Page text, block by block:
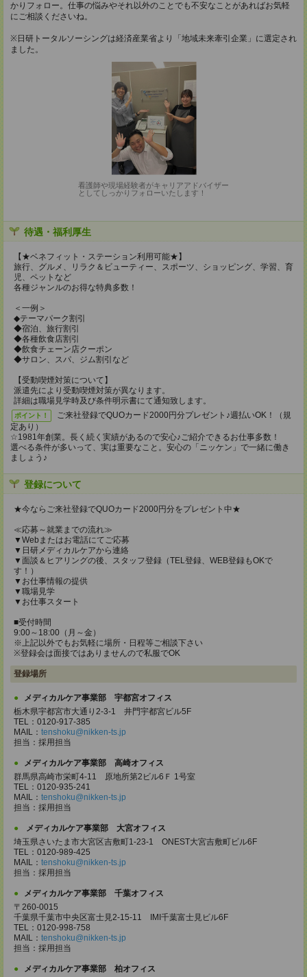
かりフォロー。仕事の悩みやそれ以外のことでも不安なことがあればお気軽
にご相談くださいね。
※日研トータルソーシングは経済産業省より「地域未来牽引企業」に選定され
ました。
看護師や現場経験者がキャリアアドバイザー
としてしっかりフォローいたします！
待遇・福利厚生
【★ベネフィット・ステーション利用可能★】
旅行、グルメ、リラク＆ビューティー、スポーツ、ショッピング、学習、育
児、ペットなど
各種ジャンルのお得な特典多数！
＜一例＞
◆テーマパーク割引
◆宿泊、旅行割引
◆各種飲食店割引
◆飲食チェーン店クーポン
◆サロン、スパ、ジム割引など
【受動喫煙対策について】
派遣先により受動喫煙対策が異なります。
詳細は職場見学時及び条件明示書にて通知致します。
ポイント！
ご来社登録でQUOカード2000円分プレゼント♪週払いOK！（規
定あり）
☆1981年創業。長く続く実績があるので安心♪ご紹介できるお仕事多数！
選べる条件が多いって、実は重要なこと。安心の「ニッケン」で一緒に働き
ましょう♪
登録について
★今ならご来社登録でQUOカード2000円分をプレゼント中★
≪応募～就業までの流れ≫
▼Webまたはお電話にてご応募
▼日研メディカルケアから連絡
▼面談＆ヒアリングの後、スタッフ登録（TEL登録、WEB登録もOKで
す！）
▼お仕事情報の提供
▼職場見学
▼お仕事スタート
■受付時間
9:00～18:00（月～金）
※上記以外でもお気軽に場所・日程等ご相談下さい
※登録会は面接ではありませんので私服でOK
登録場所
メディカルケア事業部 宇都宮オフィス
栃木県宇都宮市大通り2-3-1 井門宇都宮ビル5F
TEL：0120-917-385
MAIL： tenshoku@nikken-ts.jp
担当：採用担当
メディカルケア事業部 高崎オフィス
群馬県高崎市栄町4-11 原地所第2ビル6Ｆ 1号室
TEL：0120-935-241
MAIL： tenshoku@nikken-ts.jp
担当：採用担当
メディカルケア事業部 大宮オフィス
埼玉県さいたま市大宮区吉敷町1-23-1 ONEST大宮吉敷町ビル6F
TEL：0120-989-425
MAIL： tenshoku@nikken-ts.jp
担当：採用担当
メディカルケア事業部 千葉オフィス
〒260-0015
千葉県千葉市中央区富士見2-15-11 IMI千葉富士見ビル6F
TEL：0120-998-758
MAIL： tenshoku@nikken-ts.jp
担当：採用担当
メディカルケア事業部 柏オフィス